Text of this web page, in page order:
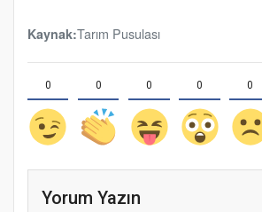
Kaynak:Tarım Pusulası
0 0 0 0 0
Yorum Yazın